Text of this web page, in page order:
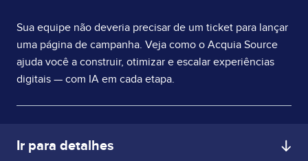
Sua equipe não deveria precisar de um ticket para lançar
uma página de campanha. Veja como o Acquia Source
ajuda você a construir, otimizar e escalar experiências
digitais — com IA em cada etapa.
Ir para detalhes